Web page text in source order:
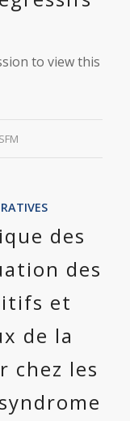
to view this
SFM
des
des
et
de la
chez les